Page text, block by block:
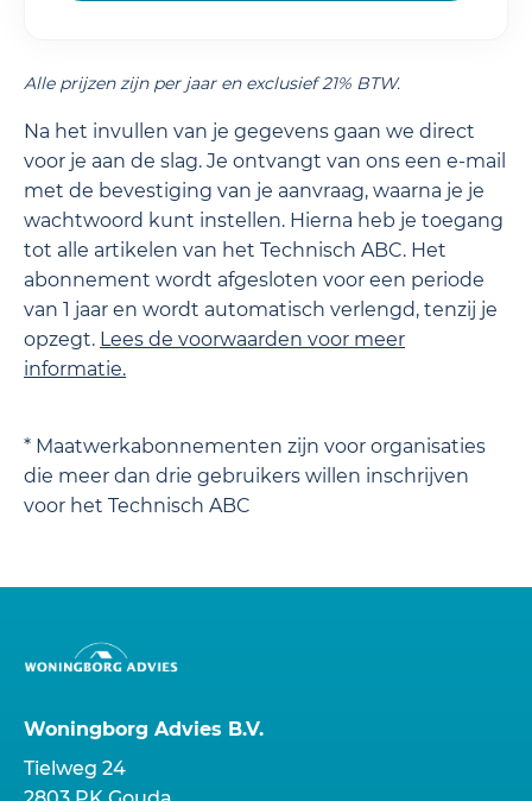
Alle prijzen zijn per jaar en exclusief 21% BTW.
Na het invullen van je gegevens gaan we direct
voor je aan de slag. Je ontvangt van ons een e-mail
met de bevestiging van je aanvraag, waarna je je
wachtwoord kunt instellen. Hierna heb je toegang
tot alle artikelen van het Technisch ABC. Het
abonnement wordt afgesloten voor een periode
van 1 jaar en wordt automatisch verlengd, tenzij je
opzegt. Lees de voorwaarden voor meer
informatie.
* Maatwerkabonnementen zijn voor organisaties
die meer dan drie gebruikers willen inschrijven
voor het Technisch ABC
Woningborg Advies B.V.
Tielweg 24